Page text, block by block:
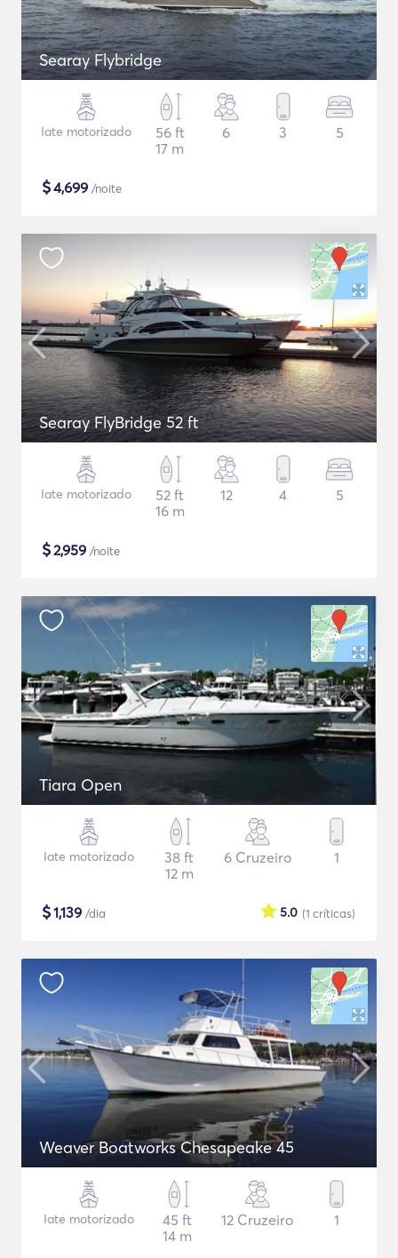
Searay Flybridge
Iate motorizado
56 ft
17 m
6 3 5
$4,699 /noite
Searay FlyBridge 52 ft
Iate motorizado
52 ft
16 m
12 4 5
$2,959 /noite
Tiara Open
Iate motorizado
38 ft
12 m
6 Cruzeiro 1
$1,139 /dia (1 críticas)
5.0
Weaver Boatworks Chesapeake 45
Iate motorizado
45 ft
14 m
12 Cruzeiro 1